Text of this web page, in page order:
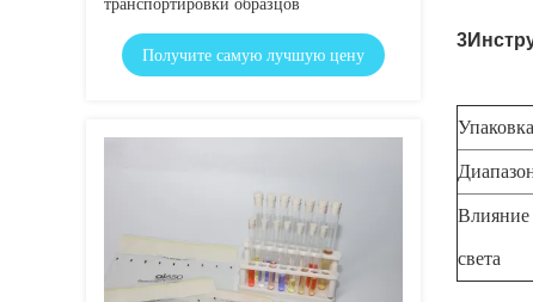
Получите самую лучшую цену
Упаковка
Влияние
света